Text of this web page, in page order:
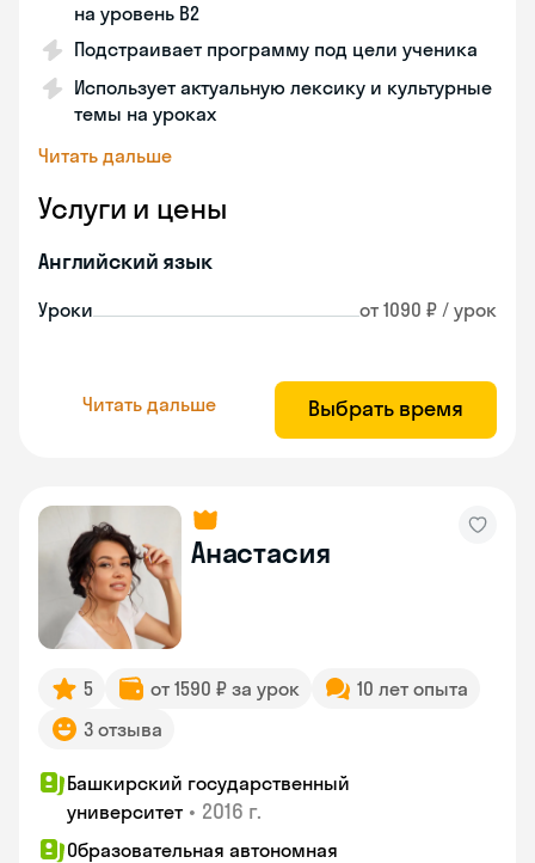
на уровень B2
Подстраивает программу под цели ученика
Использует актуальную лексику и культурные
темы на уроках
Читать дальше
Услуги и цены
Английский язык
Уроки от 1090 ₽ / урок
Читать дальше Выбрать время
Анастасия
5 от 1590 ₽ за урок
10 лет опыта
3 отзыва
Башкирский государственный
университет • 2016 г.
Образовательная автономная